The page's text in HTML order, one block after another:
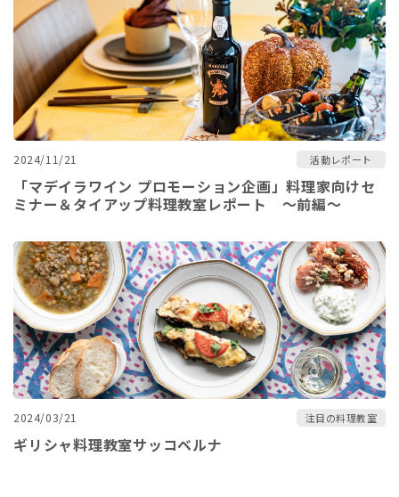
2024/11/21 活動レポート
「マデイラワイン プロモーション企画」料理家向けセ
ミナー＆タイアップ料理教室レポート ～前編～
2024/03/21 注目の料理教室
ギリシャ料理教室サッコベルナ